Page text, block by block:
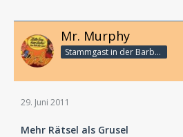
Mr. Murphy
Stammgast in der Barbarabar
29. Juni 2011
Mehr Rätsel als Grusel